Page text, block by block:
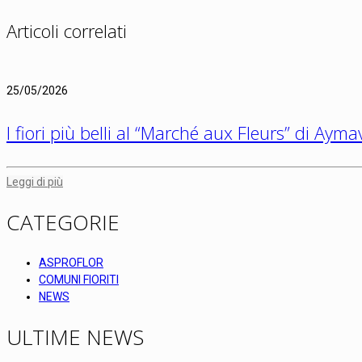
Articoli correlati
25/05/2026
I fiori più belli al “Marché aux Fleurs” di
Leggi di più
CATEGORIE
ASPROFLOR
COMUNI FIORITI
NEWS
ULTIME NEWS